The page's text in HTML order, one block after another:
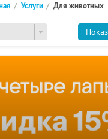
Услуги Для животных